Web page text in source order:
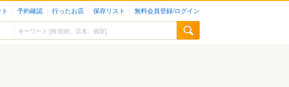
予約確認 行ったお店 保存リスト 無料会員登録/ログイン